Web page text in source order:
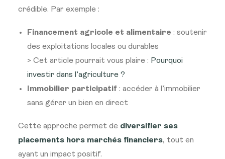
crédible. Par exemple :
Financement agricole et alimentaire : soutenir
des exploitations locales ou durables
> Cet article pourrait vous plaire : Pourquoi
investir dans l’agriculture ?
Immobilier participatif : accéder à l’immobilier
sans gérer un bien en direct
Cette approche permet de diversifier ses
placements hors marchés financiers, tout en
ayant un impact positif.